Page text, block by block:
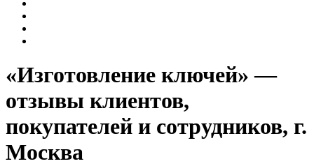
«Изготовление ключей» —
отзывы клиентов,
покупателей и сотрудников, г.
Москва